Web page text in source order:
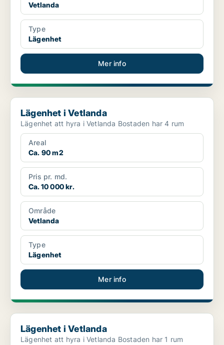
Vetlanda
Type
Lägenhet
Mer info
Lägenhet i Vetlanda
Lägenhet i Vetlanda
Lägenhet att hyra i Vetlanda Bostaden har 4 rum
Areal
Ca. 90 m2
Pris pr. md.
Ca. 10 000 kr.
Område
Vetlanda
Type
Lägenhet
Mer info
Lägenhet i Vetlanda
Lägenhet i Vetlanda
Lägenhet att hyra i Vetlanda Bostaden har 1 rum